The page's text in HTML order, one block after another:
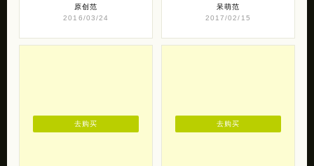
原创范
2016/03/24
呆萌范
2017/02/15
去购买 去购买